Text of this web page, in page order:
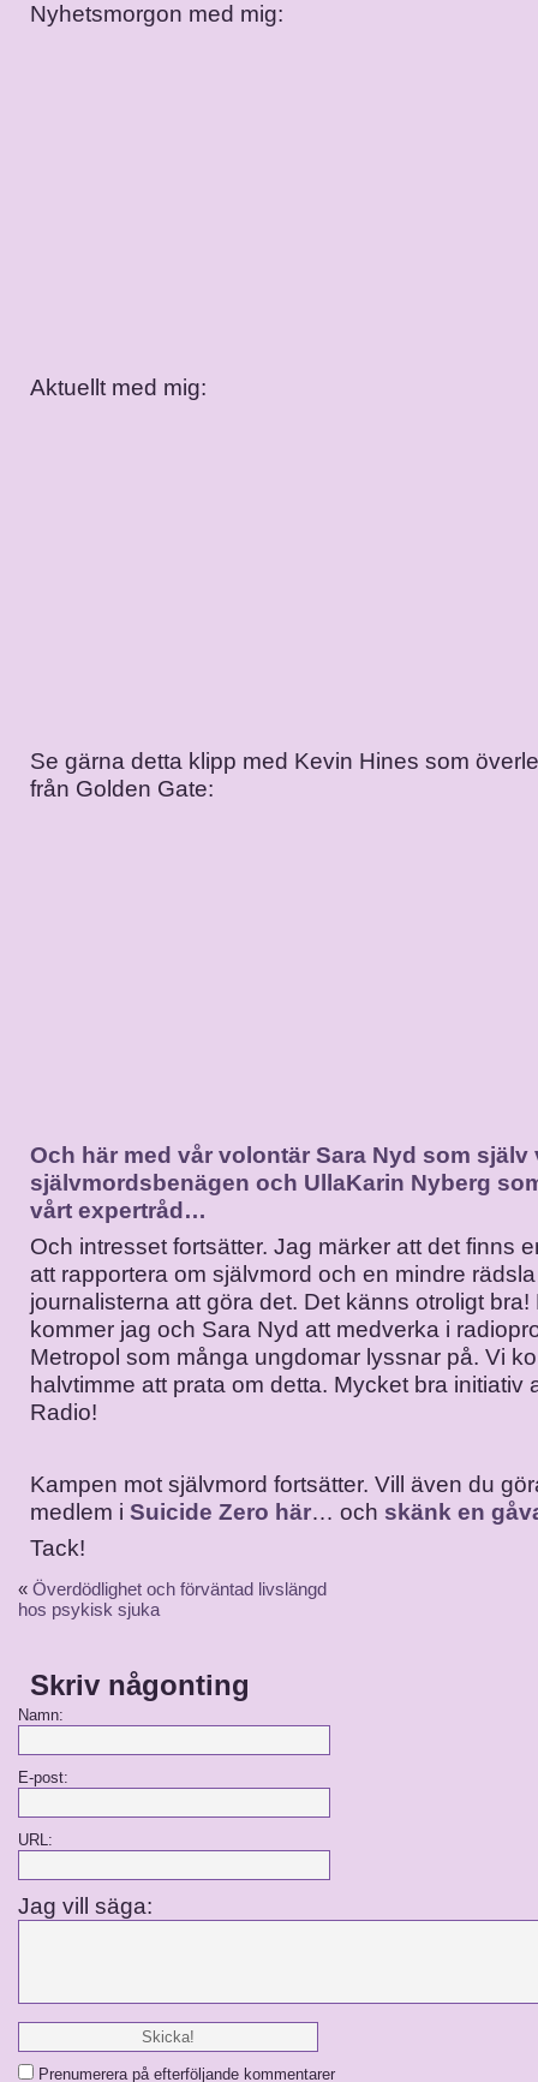
Nyhetsmorgon med mig:
Aktuellt med mig:
Se gärna detta klipp med Kevin Hines som
från Golden Gate:
Och här med vår volontär Sara Nyd som själv
självmordsbenägen och UllaKarin Nyberg
vårt expertråd…
Och intresset fortsätter. Jag märker att det finns
att rapportera om självmord och en mindre
journalisterna att göra det. Det känns otroligt bra!
kommer jag och Sara Nyd att medverka i
Metropol som många ungdomar lyssnar på. Vi
halvtimme att prata om detta. Mycket bra initiativ
Radio!
Kampen mot självmord fortsätter. Vill även du
medlem i Suicide Zero här… och skänk en
Tack!
« Överdödlighet och förväntad livslängd
hos psykisk sjuka
Skriv någonting
Namn:
E-post:
URL:
Jag vill säga:
Prenumerera på efterföljande kommentarer